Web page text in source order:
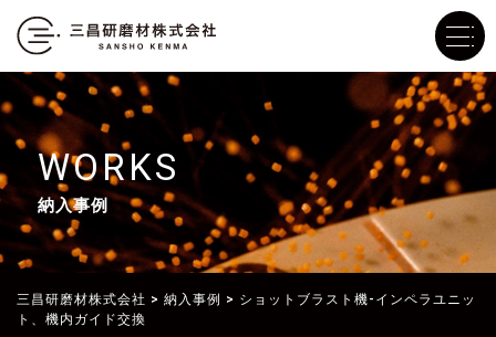
WORKS
納入事例
三昌研磨材株式会社 > 納入事例 > ショットブラスト機-インペラユニッ
ト、機内ガイド交換